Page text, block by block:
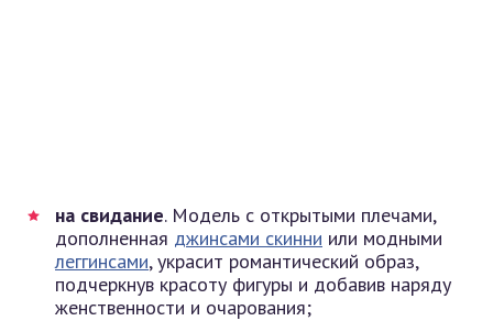
на свидание. Модель с открытыми плечами,
дополненная джинсами скинни или модными
леггинсами, украсит романтический образ,
подчеркнув красоту фигуры и добавив наряду
женственности и очарования;